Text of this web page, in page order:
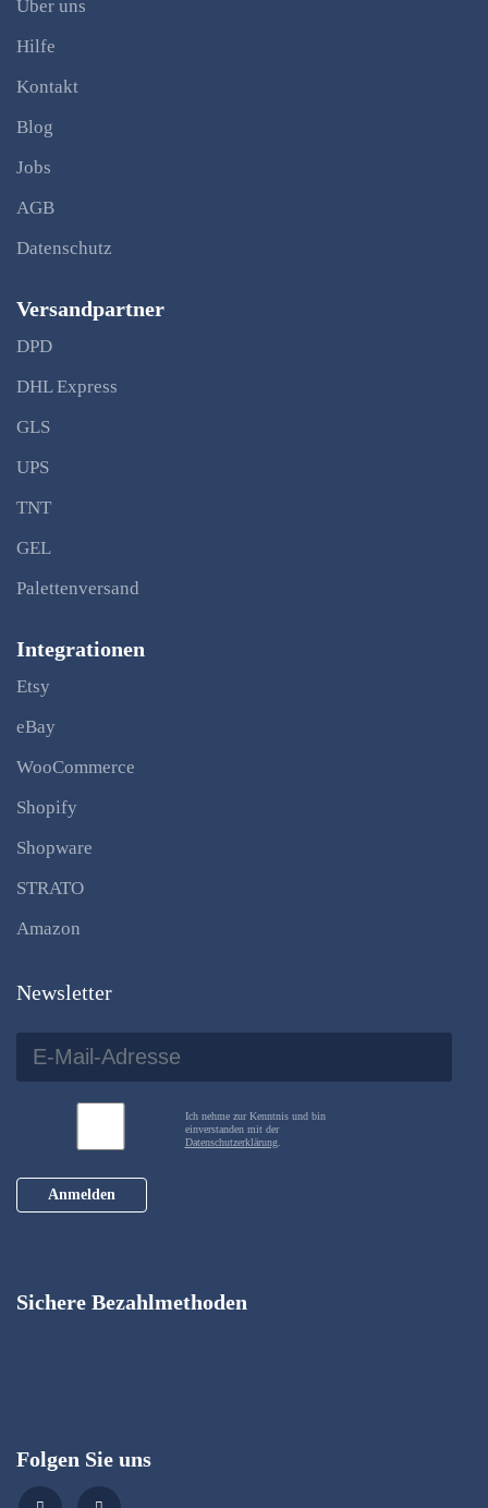
Über uns
Hilfe
Kontakt
Blog
Jobs
AGB
Datenschutz
Versandpartner
DPD
DHL Express
GLS
UPS
TNT
GEL
Palettenversand
Integrationen
Etsy
eBay
WooCommerce
Shopify
Shopware
STRATO
Amazon
Newsletter
Ich nehme zur Kenntnis und bin
einverstanden mit der
Datenschutzerklärung.
Anmelden
Folgen Sie uns
Sichere Bezahlmethoden